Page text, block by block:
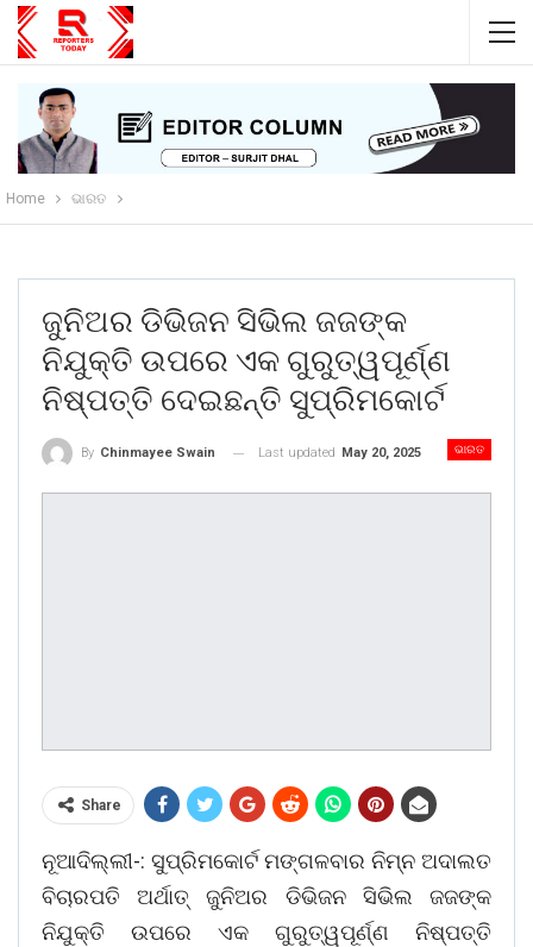
Home ଭାରତ
ଜୁନିଅର ଡିଭିଜନ ସିଭିଲ ଜଜଙ୍କ
ନିଯୁକ୍ତି ଉପରେ ଏକ ଗୁରୁତ୍ୱପୂର୍ଣ୍ଣ
ନିଷ୍ପତ୍ତି ଦେଇଛନ୍ତି ସୁପ୍ରିମକୋର୍ଟ
ଭାରତ
By Chinmayee Swain Last updated May 20, 2025
Share
ନୂଆଦିଲ୍ଲୀ-: ସୁପ୍ରିମକୋର୍ଟ ମଙ୍ଗଳବାର ନିମ୍ନ ଅଦାଲତ
ବିଚାରପତି ଅର୍ଥାତ୍ ଜୁନିଅର ଡିଭିଜନ ସିଭିଲ ଜଜଙ୍କ
ନିଯୁକ୍ତି ଉପରେ ଏକ ଗୁରୁତ୍ୱପୂର୍ଣ୍ଣ ନିଷ୍ପତ୍ତି